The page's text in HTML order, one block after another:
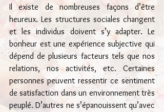
Il existe de nombreuses façons d’être
heureux. Les structures sociales changent
et les individus doivent s’y adapter. Le
bonheur est une expérience subjective qui
dépend de plusieurs facteurs tels que nos
relations, nos activités, etc. Certaines
personnes peuvent ressentir ce sentiment
de satisfaction dans un environnement très
peuplé. D’autres ne s’épanouissent qu’avec